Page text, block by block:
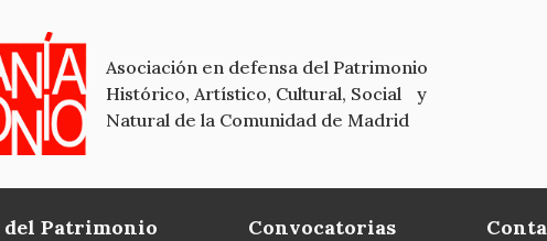
Asociación en defensa del Patrimonio
Histórico, Artístico, Cultural, Social y
Natural de la Comunidad de Madrid
Patrimonio Convocatorias